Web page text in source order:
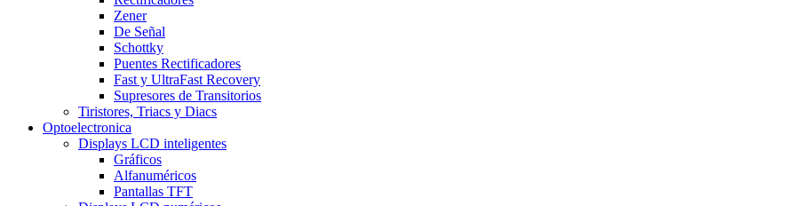
Zener
De Señal
Schottky
Puentes Rectificadores
Fast y UltraFast Recovery
Supresores de Transitorios
Tiristores, Triacs y Diacs
Optoelectronica
Displays LCD inteligentes
Gráficos
Alfanuméricos
Pantallas TFT